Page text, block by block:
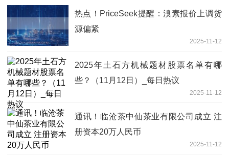
热点！PriceSeek提醒：溴素报价上调货
源偏紧
2025-11-12
2025年土石方机械题材股票名单有哪
些？（11月12日）_每日热议
2025-11-12
通讯！临沧茶中仙茶业有限公司成立 注
册资本20万人民币
2025-11-12